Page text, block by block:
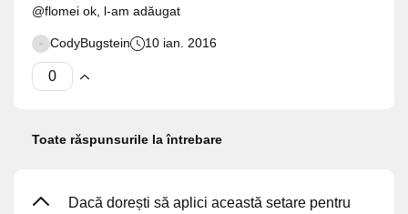
@flomei ok, l-am adăugat
CodyBugstein 10 ian. 2016
Toate răspunsurile la întrebare
Dacă dorești să aplici această setare pentru